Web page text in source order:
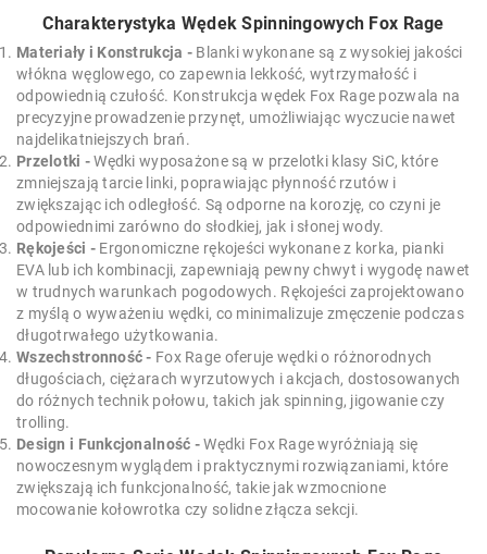
Charakterystyka Wędek Spinningowych Fox Rage
Materiały i Konstrukcja - Blanki wykonane są z wysokiej jakości
włókna węglowego, co zapewnia lekkość, wytrzymałość i
odpowiednią czułość. Konstrukcja wędek Fox Rage pozwala na
precyzyjne prowadzenie przynęt, umożliwiając wyczucie nawet
najdelikatniejszych brań.
Przelotki -Wędki wyposażone są w przelotki klasy SiC, które
zmniejszają tarcie linki, poprawiając płynność rzutów i
zwiększając ich odległość. Są odporne na korozję, co czyni je
odpowiednimi zarówno do słodkiej, jak i słonej wody.
Rękojeści - Ergonomiczne rękojeści wykonane z korka, pianki
EVA lub ich kombinacji, zapewniają pewny chwyt i wygodę nawet
w trudnych warunkach pogodowych. Rękojeści zaprojektowano
z myślą o wyważeniu wędki, co minimalizuje zmęczenie podczas
długotrwałego użytkowania.
Wszechstronność - Fox Rage oferuje wędki o różnorodnych
długościach, ciężarach wyrzutowych i akcjach, dostosowanych
do różnych technik połowu, takich jak spinning, jigowanie czy
trolling.
Design i Funkcjonalność -Wędki Fox Rage wyróżniają się
nowoczesnym wyglądem i praktycznymi rozwiązaniami, które
zwiększają ich funkcjonalność, takie jak wzmocnione
mocowanie kołowrotka czy solidne złącza sekcji.